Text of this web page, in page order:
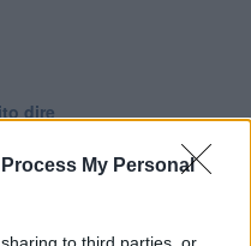
My Personal
dire